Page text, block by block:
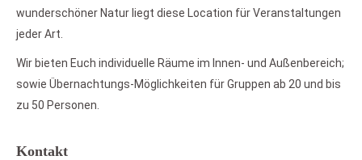
wunderschöner Natur liegt diese Location für Veranstaltungen
jeder Art.
Wir bieten Euch individuelle Räume im Innen- und Außenbereich;
sowie Übernachtungs-Möglichkeiten für Gruppen ab 20 und bis
zu 50 Personen.
Kontakt